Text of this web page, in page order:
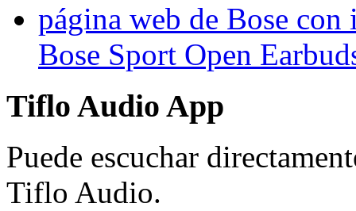
página web de Bose
Bose Sport Open
Tiflo Audio App
Puede escuchar
Tiflo Audio.